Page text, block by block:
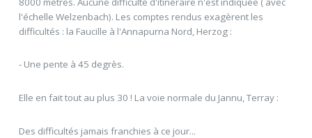
l'échelle Welzenbach). Les comptes rendus exagèrent les
difficultés : la Faucille à l'Annapurna Nord, Herzog :
- Une pente à 45 degrès.
Elle en fait tout au plus 30 ! La voie normale du Jannu, Terray :
Des difficultés jamais franchies à ce jour...